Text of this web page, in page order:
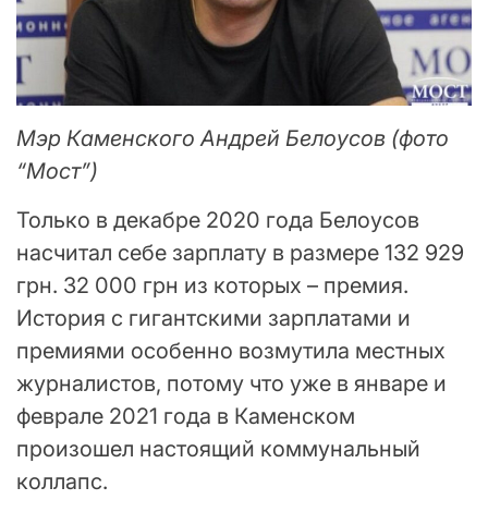
Мэр Каменского Андрей Белоусов (фото
“Мост”)
Только в декабре 2020 года Белоусов
насчитал себе зарплату в размере 132 929
грн. 32 000 грн из которых – премия.
История с гигантскими зарплатами и
премиями особенно возмутила местных
журналистов, потому что уже в январе и
феврале 2021 года в Каменском
произошел настоящий коммунальный
коллапс.